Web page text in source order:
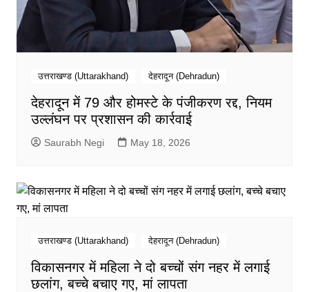
उत्तराखण्ड (Uttarakhand) देहरादून (Dehradun)
देहरादून में 79 और होमस्टे के पंजीकरण रद्द, नियम
उल्लंघन पर प्रशासन की कार्रवाई
Saurabh Negi May 18, 2026
उत्तराखण्ड (Uttarakhand) देहरादून (Dehradun)
विकासनगर में महिला ने दो बच्चों संग नहर में लगाई
छलांग, बच्चे बचाए गए, मां लापता